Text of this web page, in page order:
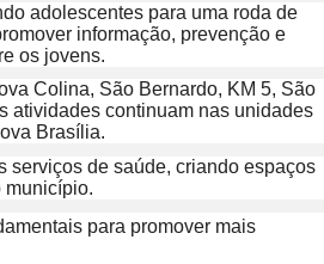
adolescentes para uma roda de
informação, prevenção e
os jovens.
Colina, São Bernardo, KM 5, São
atividades continuam nas unidades
Brasília.
serviços de saúde, criando espaços
município.
para promover mais